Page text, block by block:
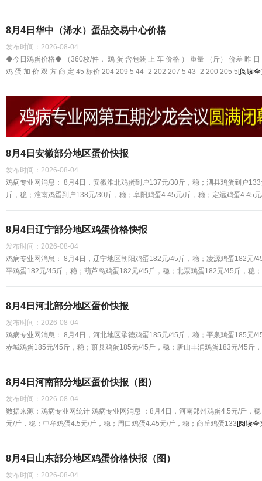
8月4日华中（浠水）蛋品交易中心价格
发布时间： 2026-08-04
◆今日鸡蛋价格◆ （360枚/件， 鸡 蛋 含包装 上 车 价格 ） 重量 （斤） 价差 昨 日
鸡 蛋 加 价 双 方 商 定 45 标价 204 209 5 44 -2 202 207 5 43 -2 200 205 5[阅读
8月4日安徽部分地区蛋价快报
发布时间： 2026-08-04
鸡病专业网消息： 8月4日，安徽淮北鸡蛋到户137元/30斤，稳；泗县鸡蛋到户
斤，稳；淮南鸡蛋到户138元/30斤，稳；阜阳鸡蛋4.45元/斤，稳；定远鸡蛋4.45
8月4日辽宁部分地区鸡蛋价格快报
发布时间： 2026-08-04
鸡病专业网消息： 8月4日，辽宁地区朝阳鸡蛋182元/45斤，稳；凌源鸡蛋182元/
平鸡蛋182元/45斤，稳；葫芦岛鸡蛋182元/45斤，稳；北票鸡蛋182元/45斤，稳
8月4日河北部分地区蛋价快报
发布时间： 2026-08-04
鸡病专业网消息： 8月4日，河北地区承德鸡蛋185元/45斤，稳；平泉鸡蛋185元/
赤城鸡蛋185元/45斤，稳；蔚县鸡蛋185元/45斤，稳；唐山丰润鸡蛋183元/45斤
8月4日河南部分地区蛋价快报（图）
发布时间： 2026-08-04
数据来源：鸡病专业网统计 鸡病专业网消息 ：8月4日，河南郑州鸡蛋4.5元/斤，
元/斤，稳；中牟鸡蛋4.5元/斤，稳；周口鸡蛋4.45元/斤，稳；商丘鸡蛋133[阅读全
8月4日山东部分地区鸡蛋价格快报（图）
发布时间： 2026-08-04